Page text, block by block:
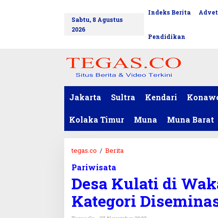
Sabtu, 8 Agustus
2026
Indeks Berita
Pendidikan
Jakarta Sultra Kendari
Kolaka Timur Muna Muna Barat
tegas.co / Berita
a
K
u
l
Pariwisata
Desa Kulati di
Kategori